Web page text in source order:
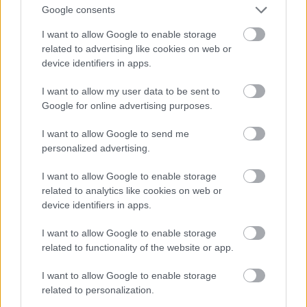
Google consents
I want to allow Google to enable storage
related to advertising like cookies on web or
device identifiers in apps.
I want to allow my user data to be sent to
Google for online advertising purposes.
I want to allow Google to send me
personalized advertising.
I want to allow Google to enable storage
related to analytics like cookies on web or
device identifiers in apps.
I want to allow Google to enable storage
related to functionality of the website or app.
I want to allow Google to enable storage
related to personalization.
f.m.j.
@Gyorgy:
melléhúztál, :) mert nekem a jonatán alma a
kedvencem,-az igaz, hogy a fog vásik tőle, de az
aromája felülmúlhatatlan..., meg sütni is csak az a
elrohadhat, és édes tirolit sem veszek
és a dél-afrikai szőlő dettó
mézet meg csakis méhésztől
DexterMorgan78/Séfbácsi
17 éve
@tesz-vesz:
Jaj kedvenc mondásom mikor mondják, hogy mert ki